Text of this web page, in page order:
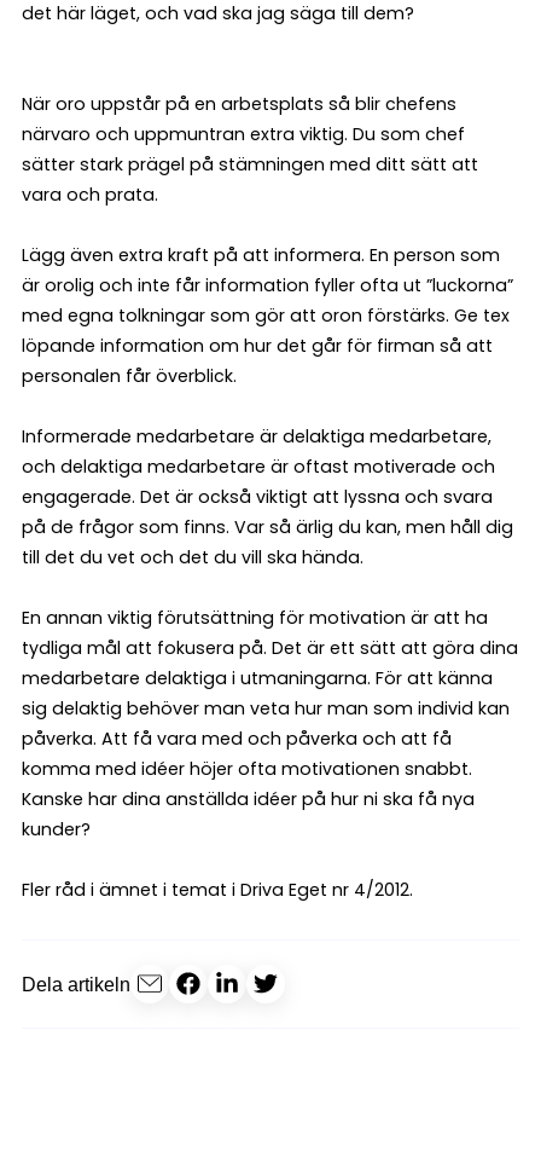
det här läget, och vad ska jag säga till dem?
När oro uppstår på en arbetsplats så blir chefens
närvaro och uppmuntran extra viktig. Du som chef
sätter stark prägel på stämningen med ditt sätt att
vara och prata.
Lägg även extra kraft på att informera. En person som
är orolig och inte får information fyller ofta ut ”luckorna”
med egna tolkningar som gör att oron förstärks. Ge tex
löpande information om hur det går för firman så att
personalen får överblick.
Informerade medarbetare är delaktiga medarbetare,
och delaktiga medarbetare är oftast motiverade och
engagerade. Det är också viktigt att lyssna och svara
på de frågor som finns. Var så ärlig du kan, men håll dig
till det du vet och det du vill ska hända.
En annan viktig förutsättning för motivation är att ha
tydliga mål att fokusera på. Det är ett sätt att göra dina
medarbetare delaktiga i utmaningarna. För att känna
sig delaktig behöver man veta hur man som individ kan
påverka. Att få vara med och påverka och att få
komma med idéer höjer ofta motivationen snabbt.
Kanske har dina anställda idéer på hur ni ska få nya
kunder?
Fler råd i ämnet i temat i Driva Eget nr 4/2012.
Dela artikeln